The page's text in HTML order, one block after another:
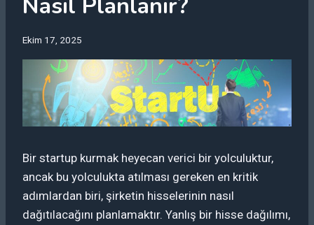
Ekim 17, 2025
Bir startup kurmak heyecan verici bir yolculuktur,
ancak bu yolculukta atılması gereken en kritik
adımlardan biri, şirketin hisselerinin nasıl
dağıtılacağını planlamaktır. Yanlış bir hisse dağılımı,